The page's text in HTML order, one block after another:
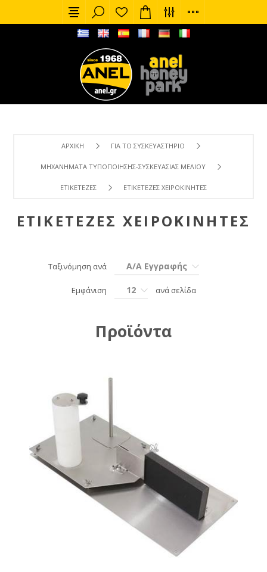
ΑΡΧΙΚΉ ΓΙΑ ΤΟ ΣΥΣΚΕΥΑΣΤΉΡΙΟ
ΜΗΧΑΝΉΜΑΤΑ ΤΥΠΟΠΟΊΗΣΗΣ-ΣΥΣΚΕΥΑΣΊΑΣ ΜΕΛΙΟΎ
ΕΤΙΚΕΤΈΖΕΣ ΕΤΙΚΕΤΈΖΕΣ ΧΕΙΡΟΚΊΝΗΤΕΣ
ΕΤΙΚΕΤΈΖΕΣ ΧΕΙΡΟΚΊΝΗΤΕΣ
Ταξινόμηση ανά Α/Α Εγγραφής
Εμφάνιση 12 ανά σελίδα
Προϊόντα